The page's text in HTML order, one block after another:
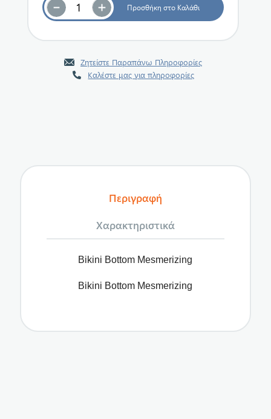
Ζητείστε Παραπάνω Πληροφορίες
Καλέστε μας για πληροφορίες
Περιγραφή
Χαρακτηριστικά
Bikini Bottom Mesmerizing
Bikini Bottom Mesmerizing